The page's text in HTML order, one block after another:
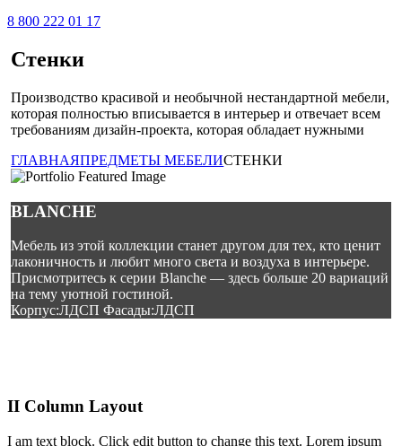
8 800 222 01 17
Стенки
Производство красивой и необычной нестандартной мебели,
которая полностью вписывается в интерьер и отвечает всем
требованиям дизайн-проекта, которая обладает нужными
ГЛАВНАЯПРЕДМЕТЫ МЕБЕЛИСТЕНКИ
BLANCHE
Мебель из этой коллекции станет другом для тех, кто ценит
лаконичность и любит много света и воздуха в интерьере.
Присмотритесь к серии Blanche — здесь больше 20 вариаций
на тему уютной гостиной.
Корпус:ЛДСП Фасады:ЛДСП
II Column Layout
I am text block. Click edit button to change this text. Lorem ipsum